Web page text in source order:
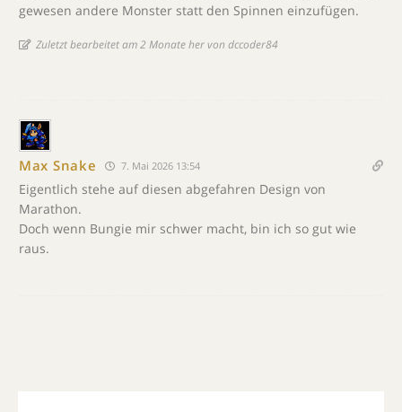
gewesen andere Monster statt den Spinnen einzufügen.
Zuletzt bearbeitet am 2 Monate her von dccoder84
Max Snake 7. Mai 2026 13:54
Eigentlich stehe auf diesen abgefahren Design von
Marathon.
Doch wenn Bungie mir schwer macht, bin ich so gut wie
raus.